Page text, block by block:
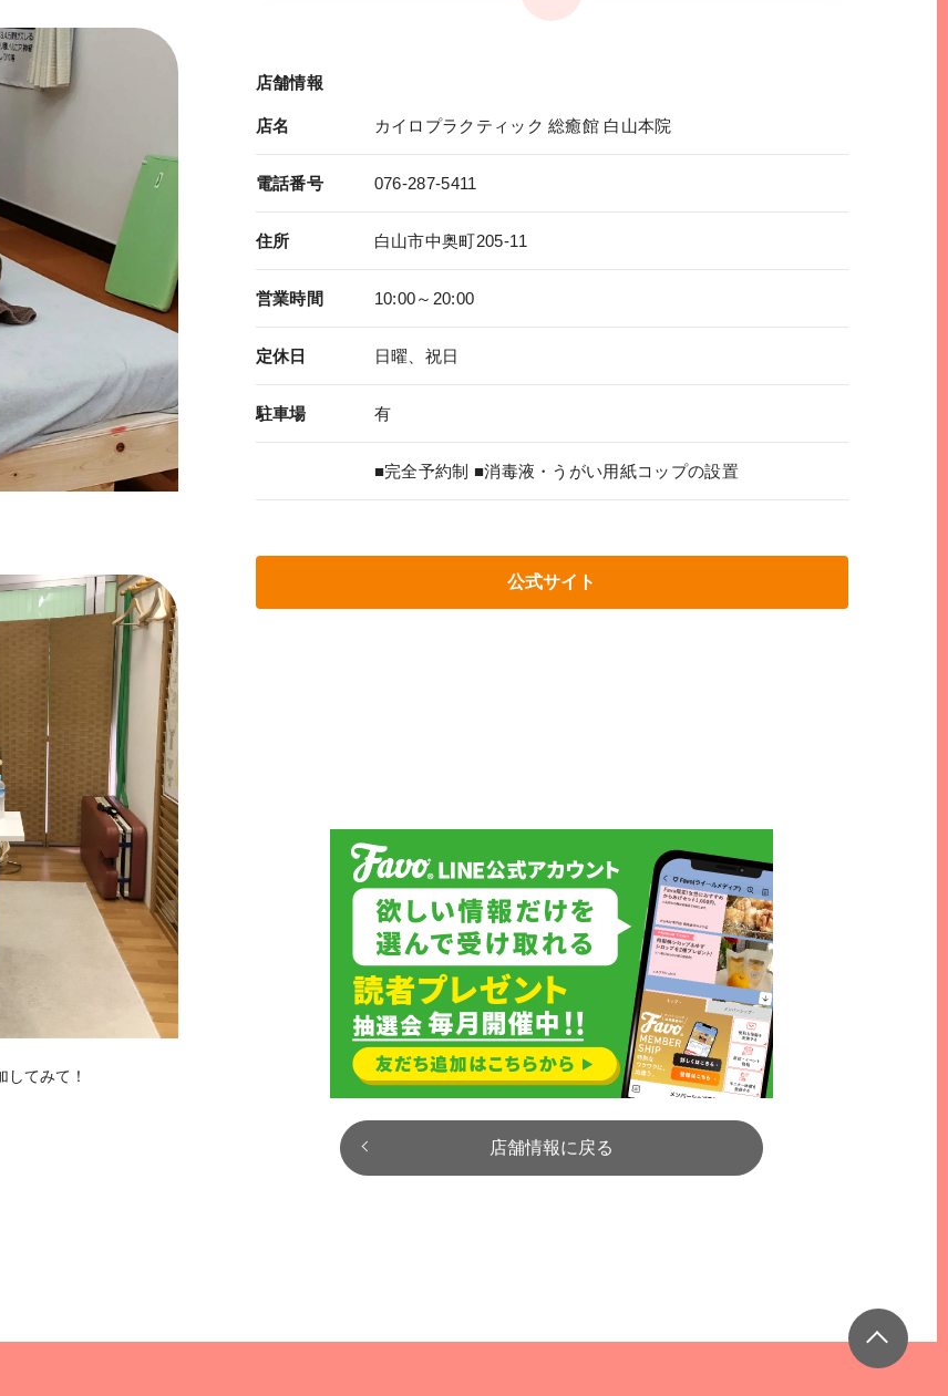
てみて！
店舗情報
店名 カイロプラクティック 総癒館 白山本院
電話番号 076-287-5411
住所 白山市中奥町205-11
営業時間 10:00～20:00
定休日 日曜、祝日
駐車場 有
■完全予約制 ■消毒液・うがい用紙コップの設置
公式サイト
店舗情報に戻る